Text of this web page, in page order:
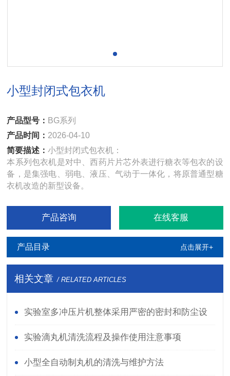
小型封闭式包衣机
产品型号： BG系列
产品时间： 2026-04-10
简要描述：小型封闭式包衣机：
本系列包衣机是对中、西药片片芯外表进行糖衣等包衣的设
备，是集强电、弱电、液压、气动于一体化，将原普通型糖
衣机改造的新型设备。
产品咨询 在线客服
产品目录 点击展开+
相关文章 / RELATED ARTICLES
实验室多冲压片机整体采用严密的密封和防尘设
计 实验滴丸机清洗流程及操作使用注意事项
小型全自动制丸机的清洗与维护方法